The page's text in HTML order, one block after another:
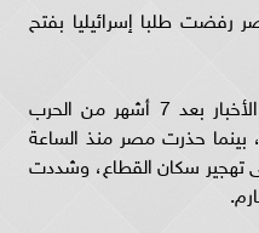
بأن مصر رفضت طلبا إسرائيليا بفتح
ويأتي الكشف المفاجئ عن هذه الأخبار بعد 7 أشهر من الحرب
بينما حذرت مصر منذ الساعة
تهجير سكان القطاع، وشددت